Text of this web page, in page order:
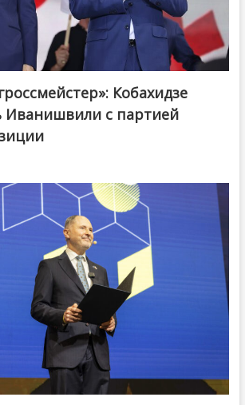
/ Georgian Dream
Кобахидзе
Иванишвили с партией